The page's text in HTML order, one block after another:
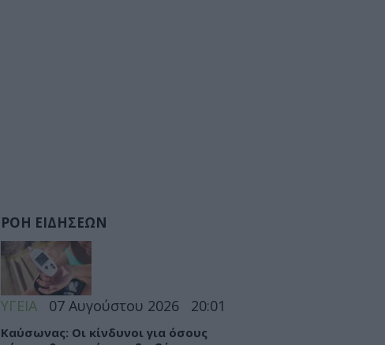
ΡΟΗ ΕΙΔΗΣΕΩΝ
ΥΓΕΙΑ 07 Αυγούστου 2026 20:01
Καύσωνας: Οι κίνδυνοι για όσους